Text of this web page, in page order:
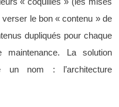
le bon « contenu » de
dupliqués pour chaque
La solution
un nom : l’architecture